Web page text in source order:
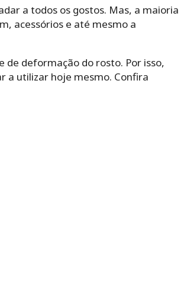
a todos os gostos. Mas, a maioria
acessórios e até mesmo a
de deformação do rosto. Por isso,
a utilizar hoje mesmo. Confira